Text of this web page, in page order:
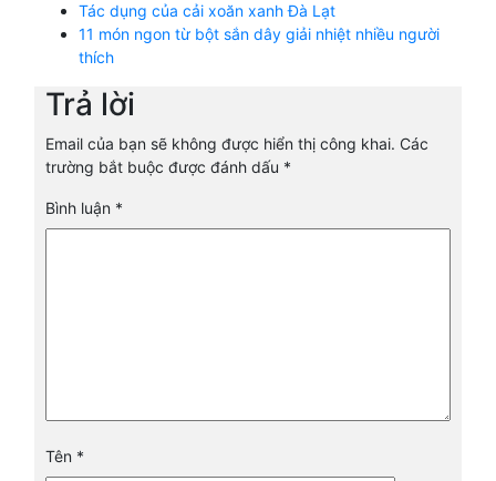
Tác dụng của cải xoăn xanh Đà Lạt
11 món ngon từ bột sắn dây giải nhiệt nhiều người
thích
Trả lời
Email của bạn sẽ không được hiển thị công khai. Các
trường bắt buộc được đánh dấu *
Bình luận *
Tên *